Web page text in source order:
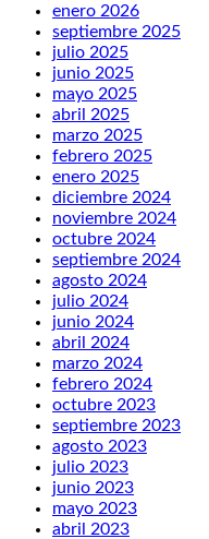
enero 2026
septiembre 2025
julio 2025
junio 2025
mayo 2025
abril 2025
marzo 2025
febrero 2025
enero 2025
diciembre 2024
noviembre 2024
octubre 2024
septiembre 2024
agosto 2024
julio 2024
junio 2024
abril 2024
marzo 2024
febrero 2024
octubre 2023
septiembre 2023
agosto 2023
julio 2023
junio 2023
mayo 2023
abril 2023